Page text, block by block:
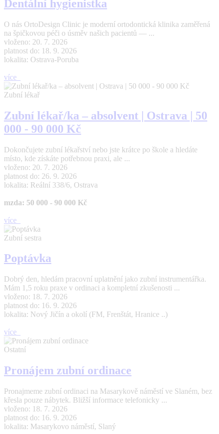
Dentální hygienistka
O nás OrtoDesign Clinic je moderní ortodontická klinika zaměřená
na špičkovou péči o úsměv našich pacientů — ...
vloženo: 20. 7. 2026
platnost do: 18. 9. 2026
lokalita: Ostrava-Poruba
více
Zubní lékař
Zubní lékař/ka – absolvent | Ostrava | 50
000 - 90 000 Kč
Dokončujete zubní lékařství nebo jste krátce po škole a hledáte
místo, kde získáte potřebnou praxi, ale ...
vloženo: 20. 7. 2026
platnost do: 26. 9. 2026
lokalita: Reální 338/6, Ostrava
mzda: 50 000 - 90 000 Kč
více
Zubní sestra
Poptávka
Dobrý den, hledám pracovní uplatnění jako zubní instrumentářka.
Mám 1,5 roku praxe v ordinaci a kompletní zkušenosti ...
vloženo: 18. 7. 2026
platnost do: 16. 9. 2026
lokalita: Nový Jičín a okolí (FM, Frenštát, Hranice ..)
více
Ostatní
Pronájem zubní ordinace
Pronajmeme zubní ordinaci na Masarykově náměstí ve Slaném, bez
křesla pouze nábytek. Bližší informace telefonicky ...
vloženo: 18. 7. 2026
platnost do: 16. 9. 2026
lokalita: Masarykovo náměstí, Slaný